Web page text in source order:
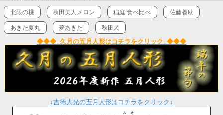
北限の桃 秋田美人メロン 稲庭 食べ比べ 佐藤養助
あきた夏丸 夢あきた 秋田犬
◆◆◆↓久月の五月人形はコチラをクリック↓◆◆◆
↓吉徳大光の五月人形はコチラをクリック↓